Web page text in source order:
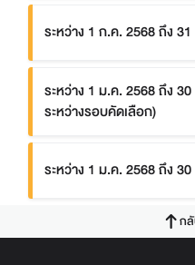
ระหว่าง 1 ก.ค. 2568 ถึง
ระหว่าง 1 ม.ค. 2568 ถึง
ระหว่างรอบคัดเลือก)
ระหว่าง 1 ม.ค. 2568 ถึง
ก